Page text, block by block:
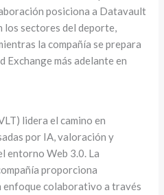
posiciona a Datavault
los sectores del deporte,
la compañía se prepara
más adelante en
lidera el camino en
por IA, valoración y
entorno Web 3.0. La
proporciona
enfoque colaborativo a través